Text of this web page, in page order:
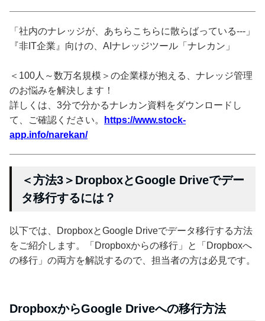
「社内のナレッジが、あちらこちらに散らばっている---」
『非IT企業』向けの、AIナレッジツール「ナレカン」
＜100人～数万名規模＞の企業様が抱える、ナレッジ管理
のお悩みを解決します！
詳しくは、3分で分かるナレカン資料をダウンロードし
て、ご確認ください。
https://www.stock-
app.info/narekan/
＜方法3＞DropboxとGoogle Driveでデー
タ移行するには？
以下では、DropboxとGoogle Driveでデータ移行する方法
をご紹介します。「Dropboxからの移行」と「Dropboxへ
の移行」の両方を解説するので、担当者の方は必見です。
DropboxからGoogle Driveへの移行方法